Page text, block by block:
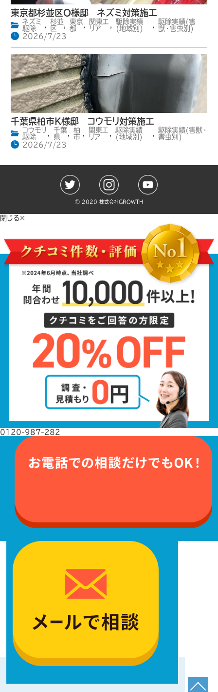
東京都杉並区O様邸 ネズミ対策施工
ネズミ
駆除
,
杉並
区
,
東京
都
,
関東エ
リア
,
駆除実績
(地域別)
,
駆除実績(害
獣・害虫別)
2026/7/23
千葉県柏市K様邸 コウモリ対策施工
コウモリ
駆除
,
千葉
県
,
柏
市 ,
関東エ
リア
,
駆除実績
(地域別)
,
駆除実績(害獣・
害虫別)
2026/7/23
©️ 2020 株式会社GROWTH
閉じる×
0120-987-282